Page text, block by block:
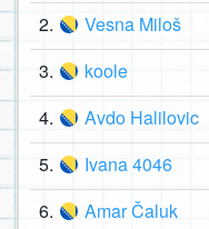
2. Vesna Miloš
3. koole
4. Avdo Halilovic
5. Ivana 4046
6. Amar Čaluk